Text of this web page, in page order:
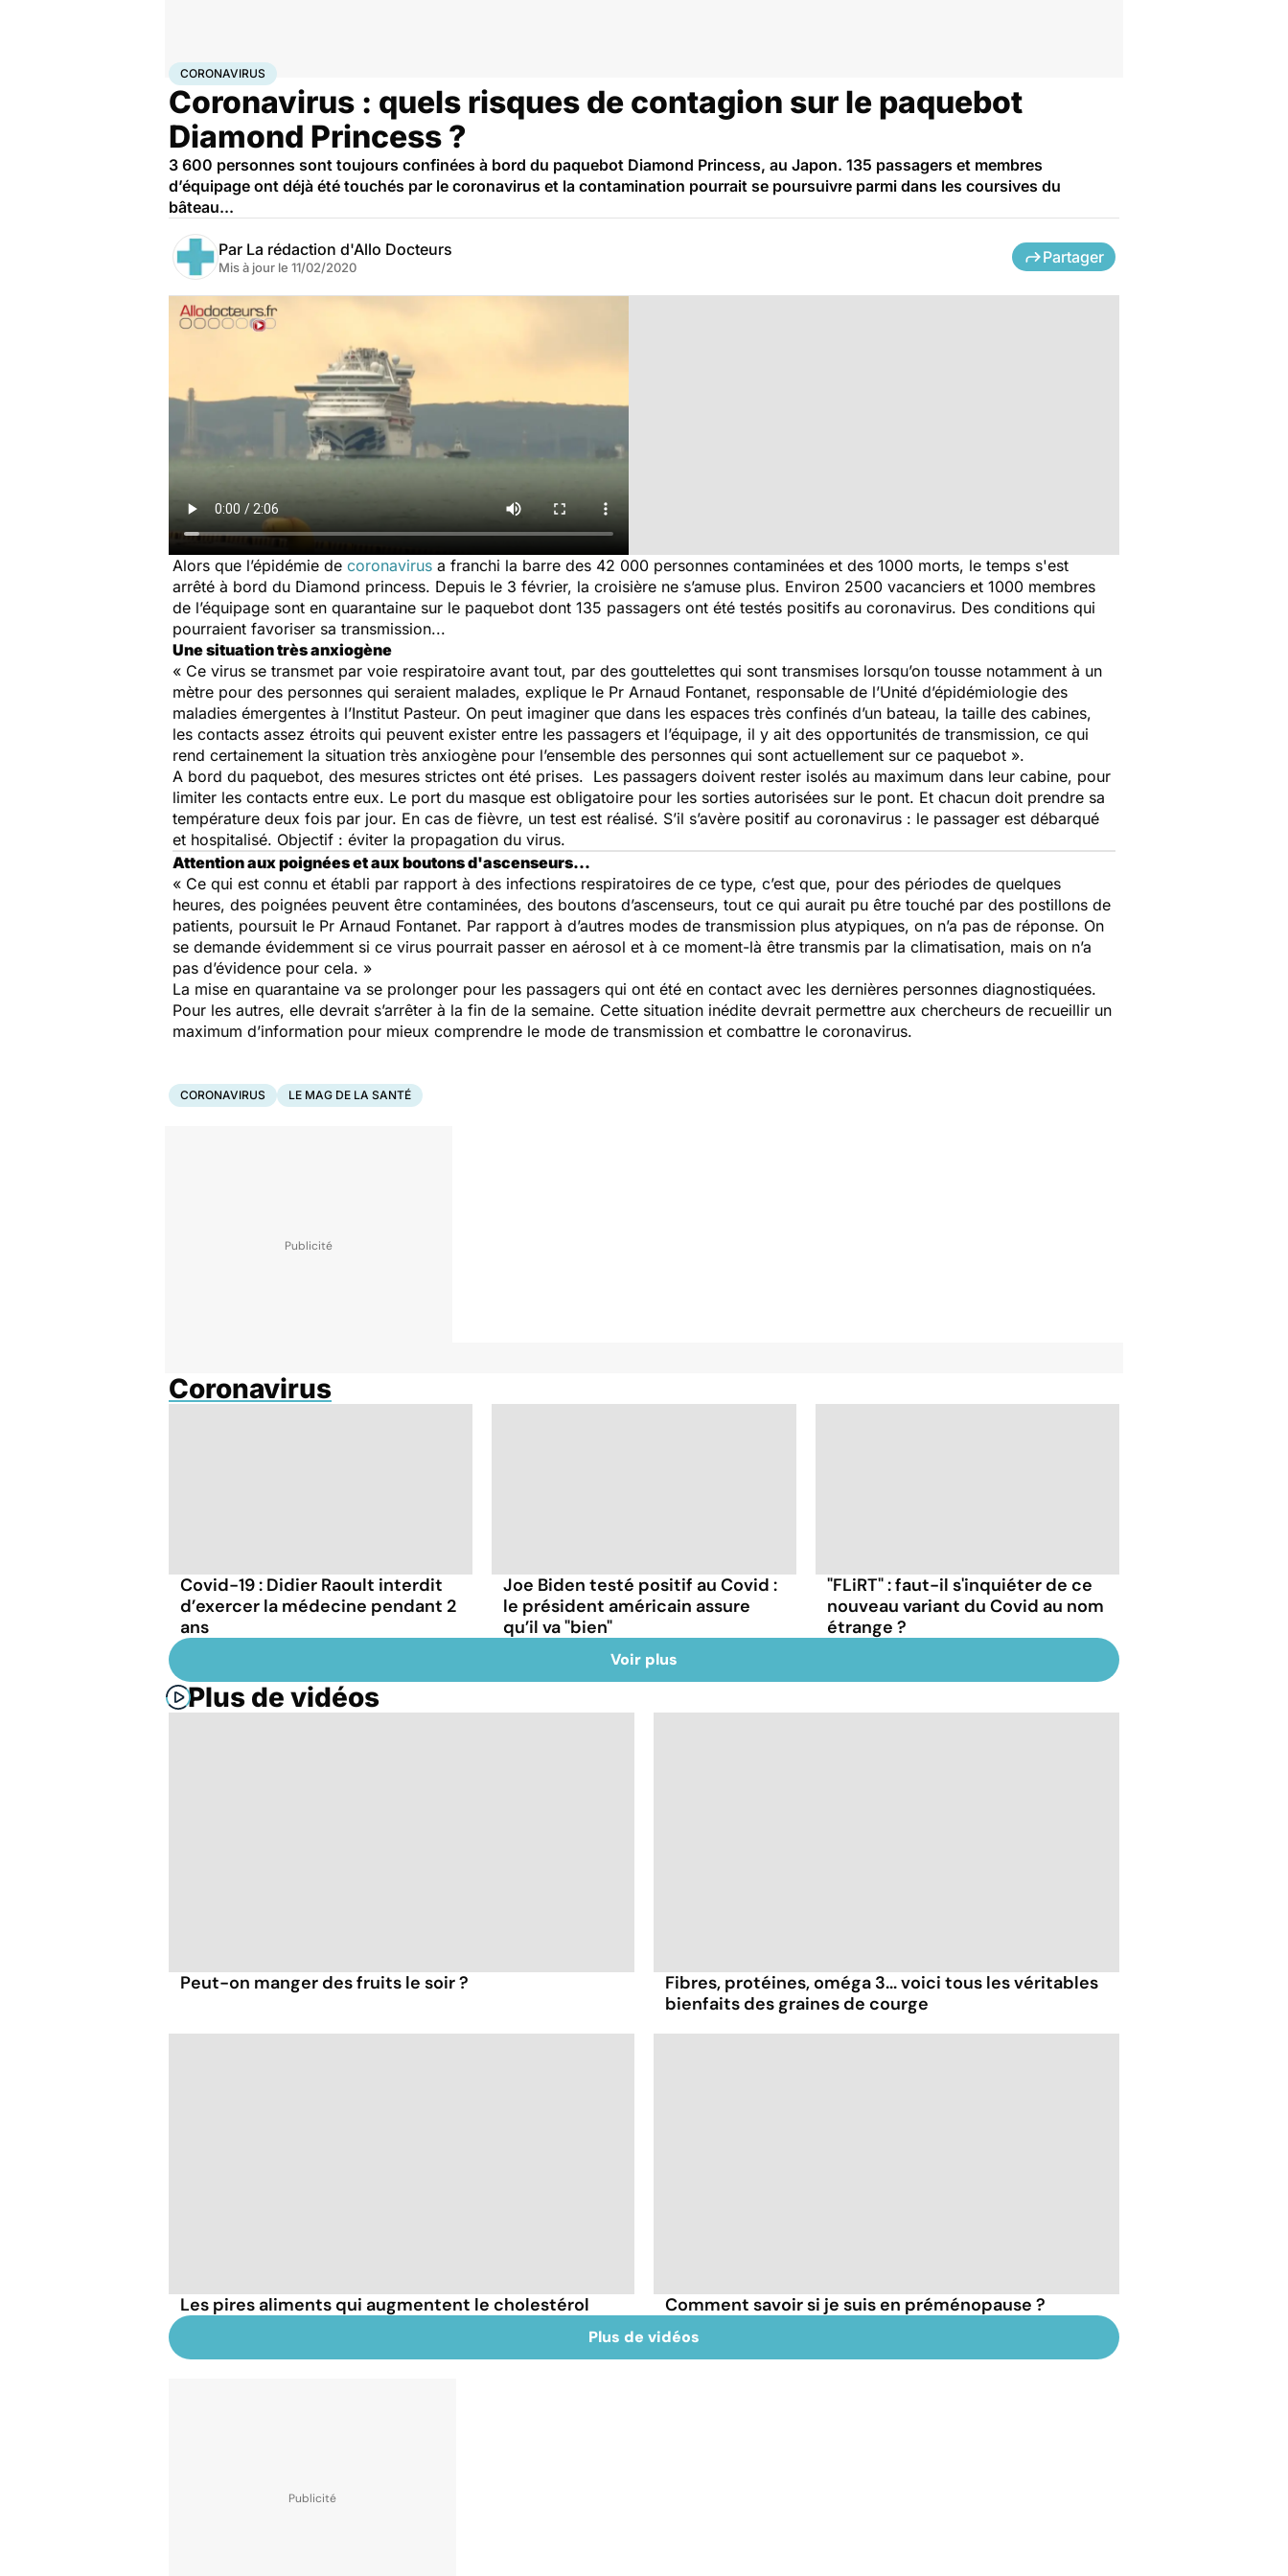
AccueilSantéMaladies
CORONAVIRUS
Coronavirus : quels risques de contagion sur le paquebot
Diamond Princess ?
3 600 personnes sont toujours confinées à bord du paquebot Diamond Princess, au Japon. 135 passagers et membres
d’équipage ont déjà été touchés par le coronavirus et la contamination pourrait se poursuivre parmi dans les coursives du
bâteau...
Par La rédaction d'Allo Docteurs
Mis à jour le 11/02/2020
Partager
​Alors que l’épidémie de coronavirus a franchi la barre des 42 000 personnes contaminées et des 1000 morts, le temps s'est
arrêté à bord du Diamond princess. Depuis le 3 février, la croisière ne s’amuse plus. Environ 2500 vacanciers et 1000 membres
de l’équipage sont en quarantaine sur le paquebot dont 135 passagers ont été testés positifs au coronavirus. Des conditions qui
pourraient favoriser sa transmission...
Une situation très anxiogène
« Ce virus se transmet par voie respiratoire avant tout, par des gouttelettes qui sont transmises lorsqu’on tousse notamment à un
mètre pour des personnes qui seraient malades, explique le Pr Arnaud Fontanet, responsable de l’Unité d’épidémiologie des
maladies émergentes à l’Institut Pasteur. On peut imaginer que dans les espaces très confinés d’un bateau, la taille des cabines,
les contacts assez étroits qui peuvent exister entre les passagers et l’équipage, il y ait des opportunités de transmission, ce qui
rend certainement la situation très anxiogène pour l’ensemble des personnes qui sont actuellement sur ce paquebot ».
A bord du paquebot, des mesures strictes ont été prises. Les passagers doivent rester isolés au maximum dans leur cabine, pour
limiter les contacts entre eux. Le port du masque est obligatoire pour les sorties autorisées sur le pont. Et chacun doit prendre sa
température deux fois par jour. En cas de fièvre, un test est réalisé. S’il s’avère positif au coronavirus : le passager est débarqué
et hospitalisé. Objectif : éviter la propagation du virus.
Attention aux poignées et aux boutons d'ascenseurs...
« Ce qui est connu et établi par rapport à des infections respiratoires de ce type, c’est que, pour des périodes de quelques
heures, des poignées peuvent être contaminées, des boutons d’ascenseurs, tout ce qui aurait pu être touché par des postillons de
patients, poursuit le Pr Arnaud Fontanet. Par rapport à d’autres modes de transmission plus atypiques, on n’a pas de réponse. On
se demande évidemment si ce virus pourrait passer en aérosol et à ce moment-là être transmis par la climatisation, mais on n’a
pas d’évidence pour cela. »
La mise en quarantaine va se prolonger pour les passagers qui ont été en contact avec les dernières personnes diagnostiquées.
Pour les autres, elle devrait s’arrêter à la fin de la semaine. Cette situation inédite devrait permettre aux chercheurs de recueillir un
maximum d’information pour mieux comprendre le mode de transmission et combattre le coronavirus.
CORONAVIRUS LE MAG DE LA SANTÉ
Coronavirus
Covid-19 : Didier Raoult interdit
d’exercer la médecine pendant 2
ans
Joe Biden testé positif au Covid :
le président américain assure
qu’il va "bien"
"FLiRT" : faut-il s'inquiéter de ce
nouveau variant du Covid au nom
étrange ?
Voir plus
Plus de vidéos
Peut-on manger des fruits le soir ?
Fibres, protéines, oméga 3... voici tous les véritables
bienfaits des graines de courge
Les pires aliments qui augmentent le cholestérol Comment savoir si je suis en préménopause ?
Plus de vidéos